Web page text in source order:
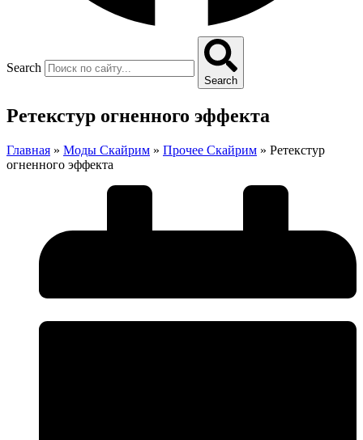
Search
Search
Ретекстур огненного эффекта
Главная » Моды Скайрим » Прочее Скайрим » Ретекстур
огненного эффекта